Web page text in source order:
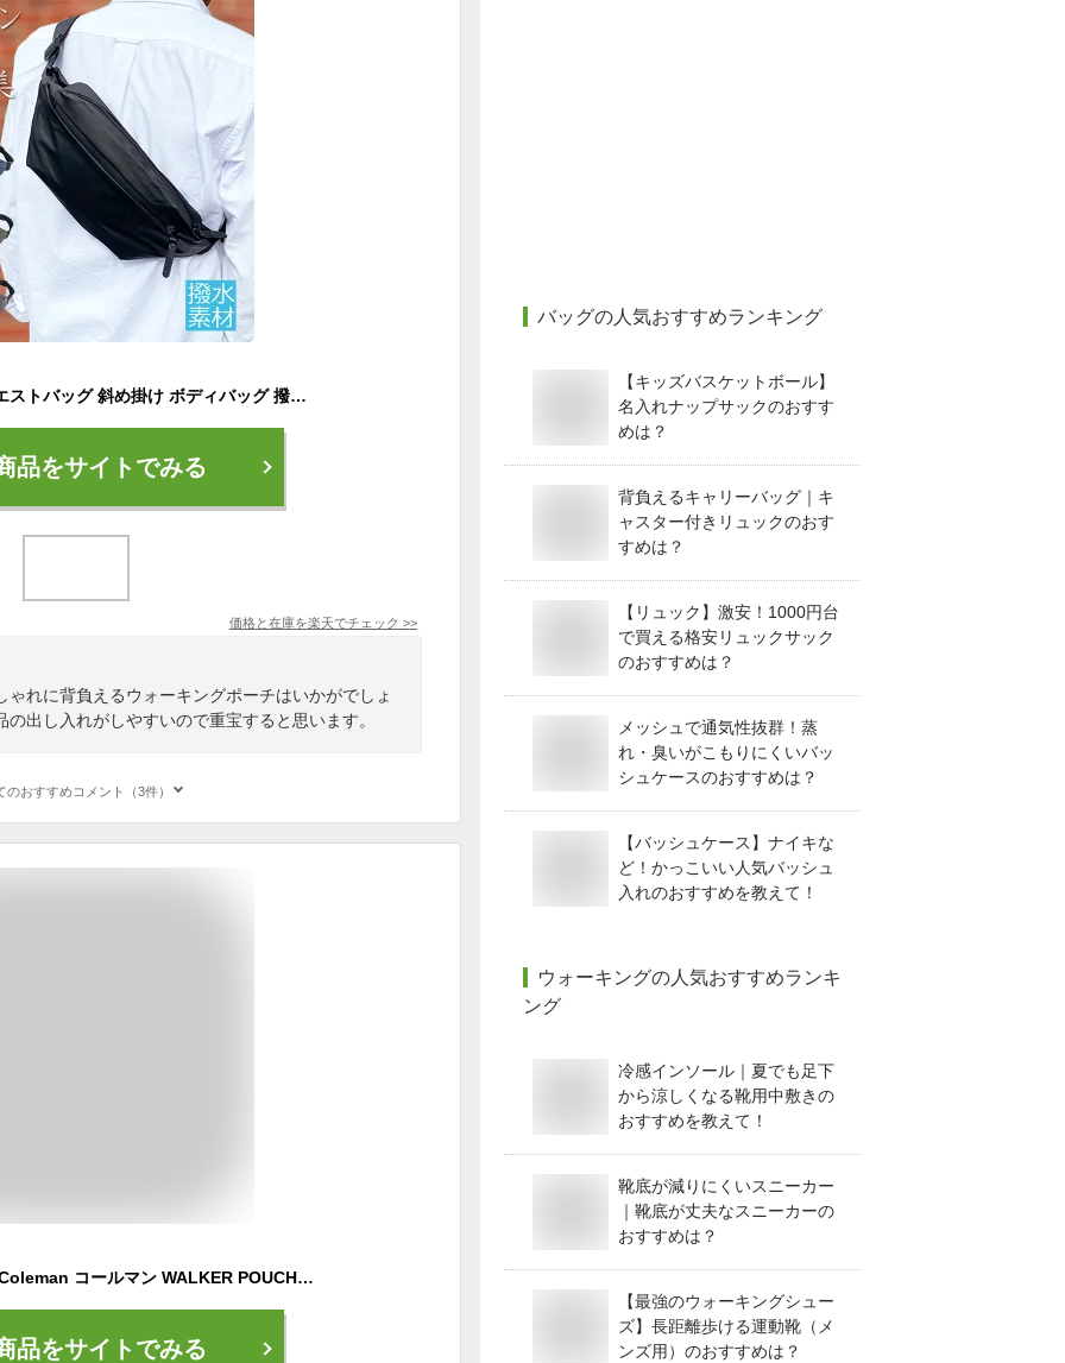
ショルダーバッグ ウエストバッグ 斜め掛け ボディバッグ 撥水 防水 軽量 アウトドア 散歩 スマホ スマートフォン iPhone ウォーキング ポーチ 送料無料
品をサイトでみる
価格と在庫を楽天でチェック >>
れに背負えるウォーキングポーチはいかがでしょ
出し入れがしやすいので重宝すると思います。
のおすすめコメント（3件）
ボディバッグ メンズ Coleman コールマン WALKER POUCH ウォーカー ポーチ ボディーバッグ 正規品 ウォーキングポーチ ウエストポーチ ボディバッグ 男性 男の子 2L 軽量 コンパクト
品をサイトでみる
バッグの人気おすすめランキング
【キッズバスケットボール】
名入れナップサックのおすす
めは？
背負えるキャリーバッグ｜キ
ャスター付きリュックのおす
すめは？
【リュック】激安！1000円台
で買える格安リュックサック
のおすすめは？
メッシュで通気性抜群！蒸
れ・臭いがこもりにくいバッ
シュケースのおすすめは？
【バッシュケース】ナイキな
ど！かっこいい人気バッシュ
入れのおすすめを教えて！
ウォーキングの人気おすすめランキ
ング
冷感インソール｜夏でも足下
から涼しくなる靴用中敷きの
おすすめを教えて！
靴底が減りにくいスニーカー
｜靴底が丈夫なスニーカーの
おすすめは？
【最強のウォーキングシュー
ズ】長距離歩ける運動靴（メ
ンズ用）のおすすめは？